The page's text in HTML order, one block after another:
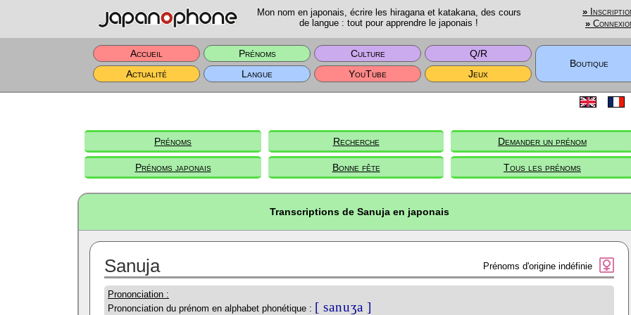
Mon nom en japonais, écrire les hiragana et katakana, des cours
de langue : tout pour apprendre le japonais !
»
»
Accueil Prénoms Culture
Q/R
Boutique
Actualité
Langue YouTube Jeux
Prénoms Recherche Demander un prénom
Prénoms japonais Bonne fête Tous les prénoms
Transcriptions de Sanuja en japonais
Sanuja Prénoms d'origine indéfinie
Prononciation :
Prononciation du prénom en alphabet phonétique : [ sanuʒa ]